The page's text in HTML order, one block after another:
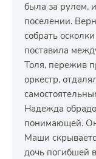
была за рулем,
поселении.
собрать
поставила
Толя, пережив
оркестр,
Надежда
понимающей.
Маши
дочь погибшей